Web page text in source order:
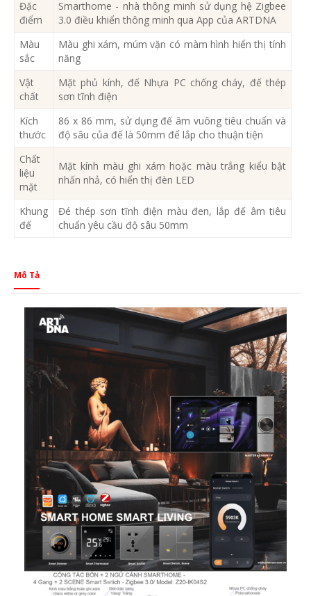
Đặc
điểm
Smarthome - nhà thông minh sử dụng hệ Zigbee
3.0 điều khiển thông minh qua App của ARTDNA
Màu
sắc
Màu ghi xám, múm vặn có màm hình hiển thị tính
năng
Vật
chất
Mặt phủ kính, đế Nhựa PC chống cháy, đế thép
sơn tĩnh điện
Kích
thước
86 x 86 mm, sử dụng đế âm vuông tiêu chuẩn và
độ sâu của đế là 50mm để lắp cho thuận tiện
Chất
liệu
mặt
Mặt kính màu ghi xám hoặc màu trắng kiểu bật
nhấn nhả, có hiển thị đèn LED
Khung
đế
Đé thép sơn tĩnh điện màu đen, lắp đế âm tiêu
chuẩn yêu cầu độ sâu 50mm
Mô Tả